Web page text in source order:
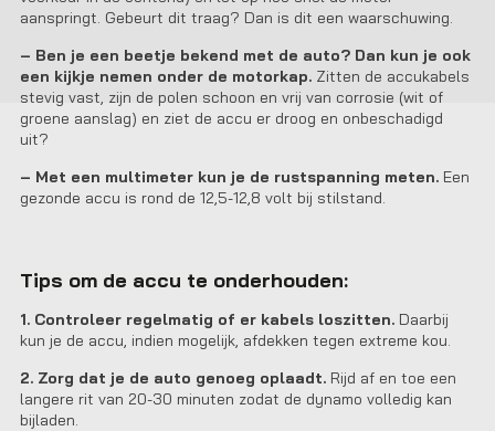
aanspringt. Gebeurt dit traag? Dan is dit een waarschuwing.
– Ben je een beetje bekend met de auto? Dan kun je ook
een kijkje nemen onder de motorkap.Zitten de accukabels
stevig vast, zijn de polen schoon en vrij van corrosie (wit of
groene aanslag) en ziet de accu er droog en onbeschadigd
uit?
– Met een multimeter kun je de rustspanning meten.Een
gezonde accu is rond de 12,5-12,8 volt bij stilstand.
Tips om de accu te onderhouden:
1. Controleer regelmatig of er kabels loszitten.Daarbij
kun je de accu, indien mogelijk, afdekken tegen extreme kou.
2. Zorg dat je de auto genoeg oplaadt.Rijd af en toe een
langere rit van 20-30 minuten zodat de dynamo volledig kan
bijladen.